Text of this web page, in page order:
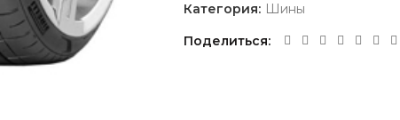
Категория: Шины
Поделиться